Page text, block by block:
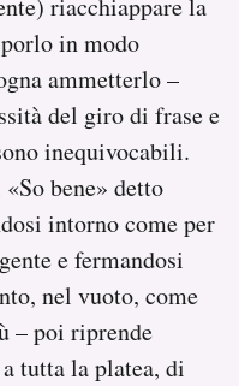
riacchiappare la
in modo
ammetterlo –
del giro di frase e
inequivocabili.
bene» detto
intorno come per
e fermandosi
nel vuoto, come
– poi riprende
tutta la platea, di